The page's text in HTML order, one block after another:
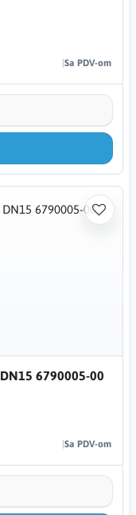
Sa PDV-om
DN15 6790005-00
Sa PDV-om